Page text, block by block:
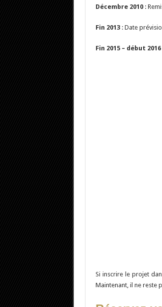
Décembre 2010:
Fin 2013: Date
Fin 2015 – début 2016
Si inscrire le projet
Maintenant, il ne reste